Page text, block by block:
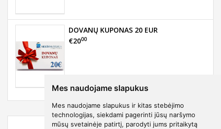
Mes naudojame slapukus
Mes naudojame slapukus ir kitas stebėjimo
technologijas, siekdami pagerinti jūsų naršymo
mūsų svetainėje patirtį, parodyti jums pritaikytą
DOVANŲ KUPONAS 20 EUR
€2000